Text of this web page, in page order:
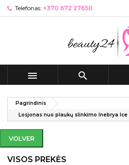
Telefonas: +370 672 27650
 
Pagrindinis
Losjonas nuo plaukų slinkimo Inebrya Ice
VOLVER
VISOS PREKĖS